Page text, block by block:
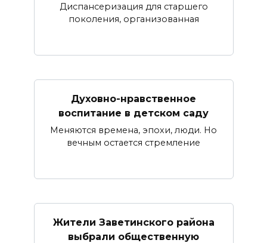
Диспансеризация для старшего
поколения, организованная
Духовно-нравственное
воспитание в детском саду
Меняются времена, эпохи, люди. Но
вечным остается стремление
Жители Заветинского района
выбрали общественную